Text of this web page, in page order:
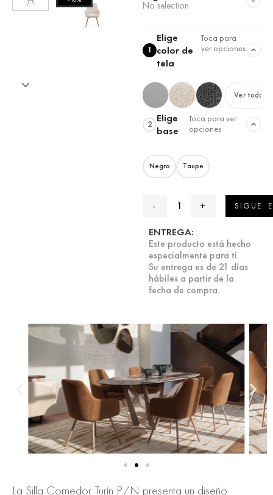
No selection
1
Elige
color de
tela
Toca para
ver opciones
Ver todas
2 Elige
base
Toca para ver
opciones
Negro Taupe
SIGUE:
ENTREGA:
Este producto está hecho
especialmente para ti.
Su entrega es de 21 días
hábiles a partir de la
fecha de compra.
La Silla Comedor Turín P/N presenta un diseño